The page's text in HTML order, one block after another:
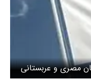
مصری و عربستانی